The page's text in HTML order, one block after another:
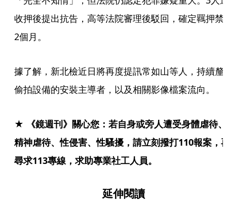
收押後提出抗告，高等法院審理後駁回，確定羈押禁
2個月。
據了解，新北檢近日將再度提訊常如山等人，持續釐
偷拍設備的安裝主導者，以及相關影像檔案流向。
★ 《鏡週刊》關心您：若自身或旁人遭受身體虐待、
精神虐待、性侵害、性騷擾，請立刻撥打110報案，
尋求113專線，求助專業社工人員。
延伸閱讀